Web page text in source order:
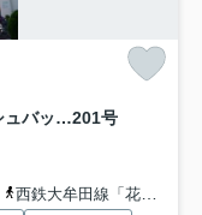
ルネッサンス21久留米六ツ門【キャッシュバック対象物件】201号
西鉄大牟田線「花畑」駅 徒歩14分